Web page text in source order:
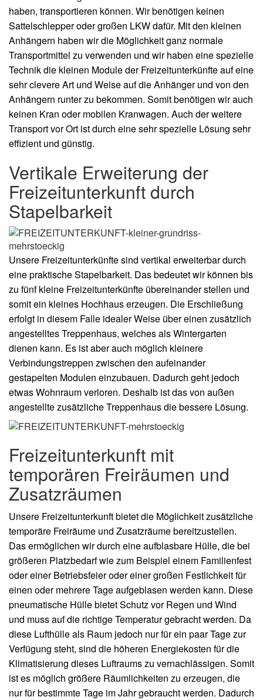
haben, transportieren können. Wir benötigen keinen
Sattelschlepper oder großen LKW dafür. Mit den kleinen
Anhängern haben wir die Möglichkeit ganz normale
Transportmittel zu verwenden und wir haben eine spezielle
Technik die kleinen Module der Freizeitunterkünfte auf eine
sehr clevere Art und Weise auf die Anhänger und von den
Anhängern runter zu bekommen. Somit benötigen wir auch
keinen Kran oder mobilen Kranwagen. Auch der weitere
Transport vor Ort ist durch eine sehr spezielle Lösung sehr
effizient und günstig.
Vertikale Erweiterung der
Freizeitunterkunft durch
Stapelbarkeit
Unsere Freizeitunterkünfte sind vertikal erweiterbar durch
eine praktische Stapelbarkeit. Das bedeutet wir können bis
zu fünf kleine Freizeitunterkünfte übereinander stellen und
somit ein kleines Hochhaus erzeugen. Die Erschließung
erfolgt in diesem Falle idealer Weise über einen zusätzlich
angestelltes Treppenhaus, welches als Wintergarten
dienen kann. Es ist aber auch möglich kleinere
Verbindungstreppen zwischen den aufeinander
gestapelten Modulen einzubauen. Dadurch geht jedoch
etwas Wohnraum verloren. Deshalb ist das von außen
angestellte zusätzliche Treppenhaus die bessere Lösung.
Freizeitunterkunft mit
temporären Freiräumen und
Zusatzräumen
Unsere Freizeitunterkunft bietet die Möglichkeit zusätzliche
temporäre Freiräume und Zusatzräume bereitzustellen.
Das ermöglichen wir durch eine aufblasbare Hülle, die bei
größeren Platzbedarf wie zum Beispiel einem Familienfest
oder einer Betriebsfeier oder einer großen Festlichkeit für
einen oder mehrere Tage aufgeblasen werden kann. Diese
pneumatische Hülle bietet Schutz vor Regen und Wind
und muss auf die richtige Temperatur gebracht werden. Da
diese Lufthülle als Raum jedoch nur für ein paar Tage zur
Verfügung steht, sind die höheren Energiekosten für die
Klimatisierung dieses Luftraums zu vernachlässigen. Somit
ist es möglich größere Räumlichkeiten zu erzeugen, die
nur für bestimmte Tage im Jahr gebraucht werden. Dadurch